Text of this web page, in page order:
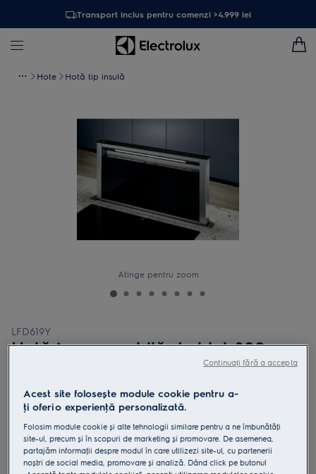
Transport inclus pentru comenzi >4.999 lei
Hote Hotă tip insulă
Atinge pentru zoom
LFD619Y
Hotă încorporabilă de blat 800
Breeze 700 m³/h 90 cm Negru
Fișa cu informaţii despre produs
Beneficii
Hota 800 Breeze împrospătează aerul din bucătărie în mod silenţios.
Funcţia Breeze împrospătează discret aerul când ai terminat de gătit.
Această hotă curăţă rapid aerul din bucătărie cu ajutorul funcţiei de
extracţie.
Acest site folosește module cookie pentru a-
ţi oferi o experienţă personalizată.
Folosim module cookie și alte tehnologii similare pentru a ne îmbunătăţi
site-ul, precum și în scopuri de marketing și promovare. De asemenea,
partajăm informaţii despre modul în care utilizezi site-ul, cu partenerii
noștri de social media, promovare și analiză. Dând click pe butonul
Continuați fără a accepta